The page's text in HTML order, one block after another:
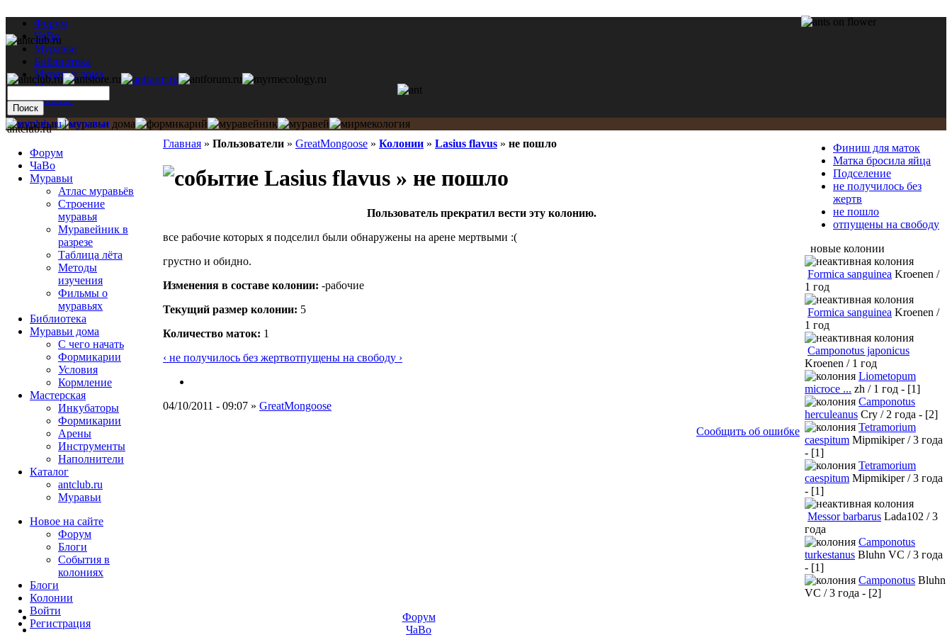
Форум
ЧаВо
Муравьи
Библиотека
Муравьи дома
Мастерская
Каталог
Главная » Пользователи » GreatMongoose » Колонии » Lasius flavus » не пошло
Lasius flavus » не пошло
Пользователь прекратил вести эту колонию.
все рабочие которых я подселил были обнаружены на арене мертвыми :(
грустно и обидно.
Изменения в составе кoлонии: -рабочие
Текущий размер кoлонии: 5
Количество маток: 1
‹ не получилось без жертвотпущены на свободу ›
04/10/2011 - 09:07 » GreatMongoose
Сообщить об ошибке
antclub.ru
Форум
ЧаВо
Муравьи
Атлас муравьёв
Строение
муравья
Муравейник в
разрезе
Таблица лёта
Методы
изучения
Фильмы о
муравьях
Библиотека
Муравьи дома
С чего начать
Формикарии
Условия
Кормление
Мастерская
Инкубаторы
Формикарии
Арены
Инструменты
Наполнители
Каталог
antclub.ru
Муравьи
Новое на сайте
Форум
Блоги
События в
колониях
Блоги
Колонии
Войти
Peгиcтpaция
Финиш для маток
Матка бросила яйца
Подселение
не получилось без
жертв
не пошло
отпущены на свободу
новые колонии
Formica sanguinea Kroenen /
1 год
Formica sanguinea Kroenen /
1 год
Camponotus japonicus
Kroenen / 1 год
Liometopum
microce ... zh / 1 год - [1]
Camponotus
herculeanus Cry / 2 года - [2]
Tetramorium
caespitum Mipmikiper / 3 года
- [1]
Tetramorium
caespitum Mipmikiper / 3 года
- [1]
Messor barbarus Lada102 / 3
года
Camponotus
turkestanus Bluhn VC / 3 года
- [1]
Camponotus Bluhn
VC / 3 года - [2]
Форум
ЧаВо